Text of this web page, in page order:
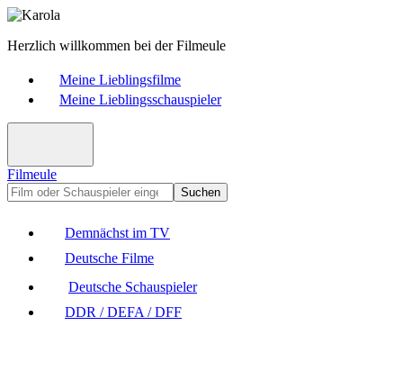
Herzlich willkommen bei der Filmeule
Meine Lieblingsfilme
Meine Lieblingsschauspieler
Filmeule
Suchen
Demnächst im TV
Deutsche Filme
Deutsche Schauspieler
DDR / DEFA / DFF